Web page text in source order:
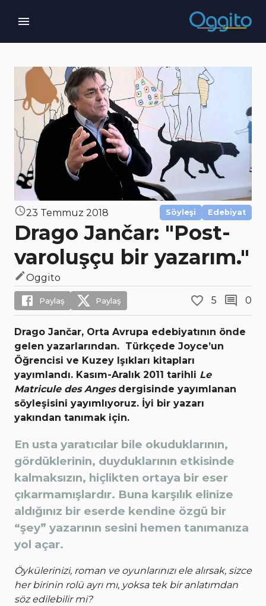
23 Temmuz 2018 Söyleşi Edebiyat
Drago Jančar: "Post-
varoluşçu bir yazarım."
Oggito
Paylaş Paylaş 5 0
Drago Jančar, Orta Avrupa edebiyatının önde
gelen yazarlarından. Türkçede Joyce’un
Öğrencisi ve Kuzey Işıkları kitapları
yayımlandı. Kasım-Aralık 2011 tarihli Le
Matricule des Angesdergisinde yayımlanan
söyleşisini yayımlıyoruz. İyi bir yazarı
yakından tanımak için.
En usta yaratıcılar bile okuduklarının,
gördüklerinin, duyduklarının etkisinde
kalmaksızın, hiçlikten ortaya bir eser
çıkarmamışlardır. Buna karşılık elinize
aldığınız bir eserde kendine özgü bir
“şey” yazarının sesini hemen tanımanıza
yol açar.
Öykülerinizi, roman ve oyunlarınızı ele alırsak, sizce
her birinin rolü ayrı mı, yoksa tek bir anlatımdan
söz edilebilir mi?